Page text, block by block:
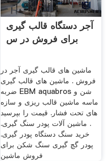
آجر دستگاه قالب گیری
برای فروش در س
ماشین های قالب گیری آجر در
فروش . ماشین های قالب گیری
ضربه EBM aquabros شن و
ماسه ماشین قالب ریزی و سازه
های تحت فشار. قیمت را بپرسید
. ماشین آلات پودر سنگ گیری.
خرید سنگ دستگاه پودر گیری.
پودر گچ گیری سنگ شکن برای
فروش ماشین